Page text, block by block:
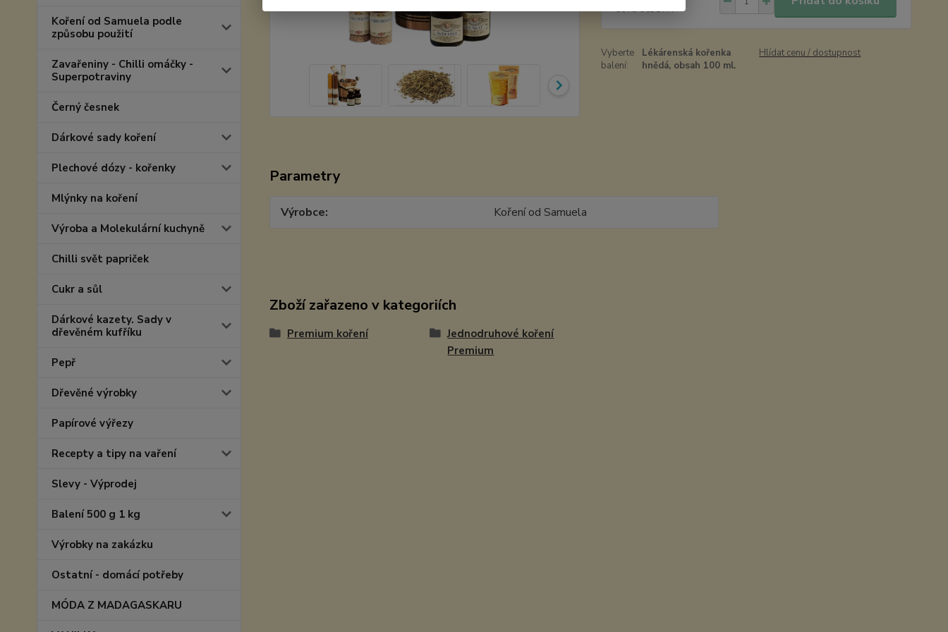
Koření od Samuela podle
způsobu použití
Zavařeniny - Chilli omáčky -
Superpotraviny
Černý česnek
Dárkové sady koření
Plechové dózy - kořenky
Mlýnky na koření
Výroba a Molekulární kuchyně
Chilli svět papriček
Cukr a sůl
Dárkové kazety. Sady v
dřevěném kufříku
Pepř
Dřevěné výrobky
Papírové výřezy
Recepty a tipy na vaření
Slevy - Výprodej
Balení 500 g 1 kg
Výrobky na zakázku
Ostatní - domácí potřeby
MÓDA Z MADAGASKARU
98 Kč bez DPH
Vyberte
balení:
Lékárenská kořenka
hnědá, obsah 100 ml.
Hlídat cenu / dostupnost
Parametry
Výrobce Koření od Samuela
Zboží zařazeno v kategoriích
Premium koření
Jednodruhové koření
Premium